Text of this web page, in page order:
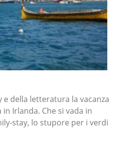
e della letteratura la vacanza
Irlanda. Che si vada in
stay, lo stupore per i verdi